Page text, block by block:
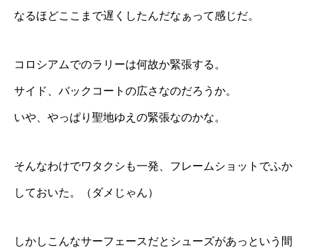
なるほどここまで遅くしたんだなぁって感じだ。
コロシアムでのラリーは何故か緊張する。
サイド、バックコートの広さなのだろうか。
いや、やっぱり聖地ゆえの緊張なのかな。
そんなわけでワタクシも一発、フレームショットでふか
しておいた。（ダメじゃん）
しかしこんなサーフェースだとシューズがあっという間